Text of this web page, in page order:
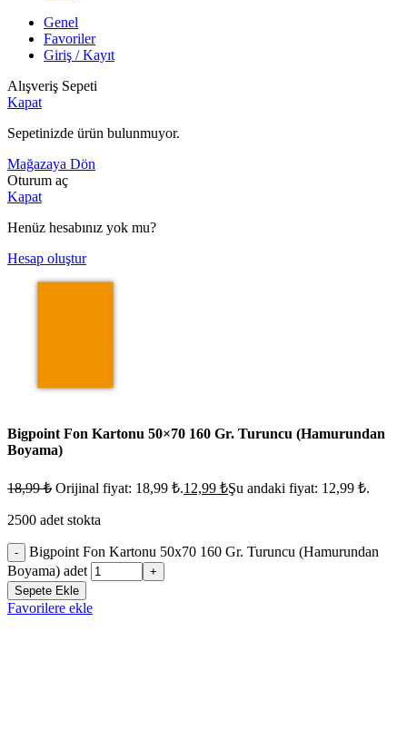
Genel
Favoriler
Giriş / Kayıt
Alışveriş Sepeti
Kapat
Sepetinizde ürün bulunmuyor.
Mağazaya Dön
Oturum aç
Kapat
Henüz hesabınız yok mu?
Hesap oluştur
Bigpoint Fon Kartonu 50×70 160 Gr. Turuncu (Hamurundan
Boyama)
18,99₺ Orijinal fiyat: 18,99 ₺.12,99 ₺Şu andaki fiyat: 12,99 ₺.
2500 adet stokta
-
Bigpoint Fon Kartonu 50x70 160 Gr. Turuncu (Hamurundan
Boyama) adet
+
Sepete Ekle
Favorilere ekle